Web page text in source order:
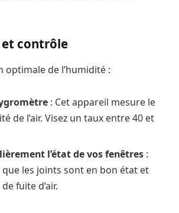
et contrôle
optimale de l’humidité :
: Cet appareil mesure le
de l’air. Visez un taux entre 40 et
l’état de vos fenêtres :
que les joints sont en bon état et
de fuite d’air.